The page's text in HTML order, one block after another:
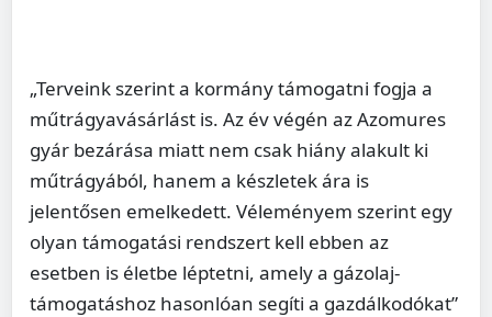
„Terveink szerint a kormány támogatni fogja a
műtrágyavásárlást is. Az év végén az Azomures
gyár bezárása miatt nem csak hiány alakult ki
műtrágyából, hanem a készletek ára is
jelentősen emelkedett. Véleményem szerint egy
olyan támogatási rendszert kell ebben az
esetben is életbe léptetni, amely a gázolaj-
támogatáshoz hasonlóan segíti a gazdálkodókat”